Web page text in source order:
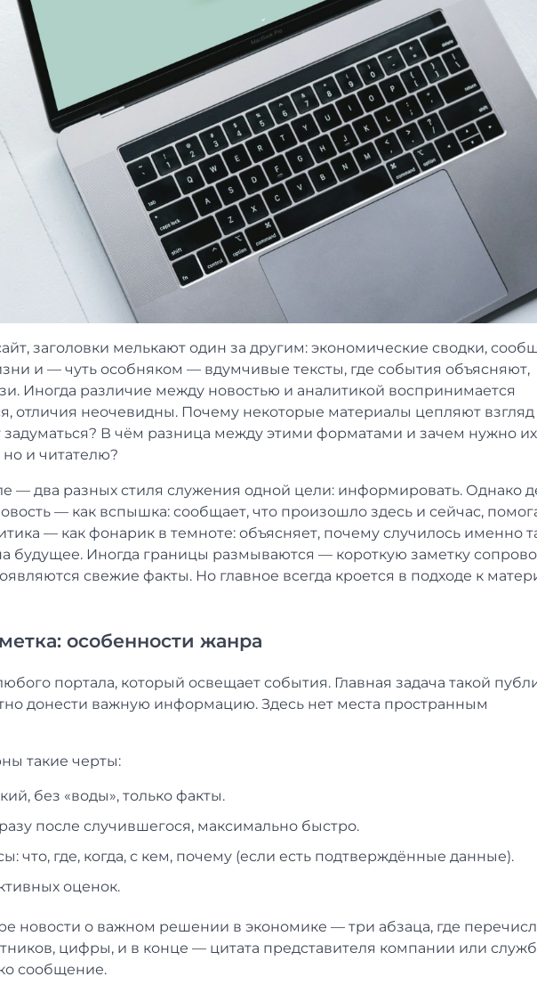
заголовки мелькают один за другим: экономические сводки,
и — чуть особняком — вдумчивые тексты, где события объясняют,
Иногда различие между новостью и аналитикой воспринимается
отличия неочевидны. Почему некоторые материалы цепляют
задуматься? В чём разница между этими форматами и зачем нужно их
но и читателю?
— два разных стиля служения одной цели: информировать. Однако
— как вспышка: сообщает, что произошло здесь и сейчас,
— как фонарик в темноте: объясняет, почему случилось именно
будущее. Иногда границы размываются — короткую заметку
свежие факты. Но главное всегда кроется в подходе к
особенности жанра
портала, который освещает события. Главная задача такой
донести важную информацию. Здесь нет места пространным
такие черты:
без «воды», только факты.
после случившегося, максимально быстро.
что, где, когда, с кем, почему (если есть подтверждённые данные).
оценок.
новости о важном решении в экономике — три абзаца, где
цифры, и в конце — цитата представителя компании или
сообщение.